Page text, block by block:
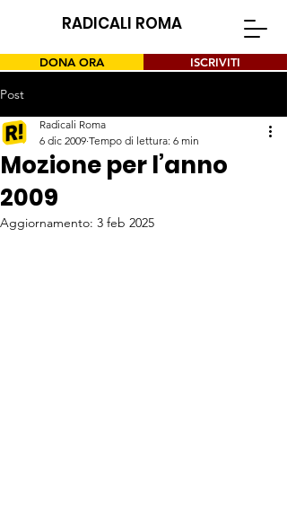
RADICALI ROMA
DONA ORA ISCRIVITI
Post
Mozione per l’anno
2009
Radicali Roma
6 dic 2009 Tempo di lettura: 6 min
Aggiornamento: 3 feb 2025